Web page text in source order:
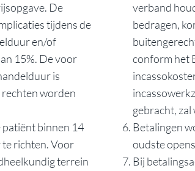
De
tijdens de
en/of
15%. De voor
is
worden
patiënt binnen 14
richten. Voor
terrein
verband
bedragen,
conform het
gebracht,
Betalingen
oudste
Bij